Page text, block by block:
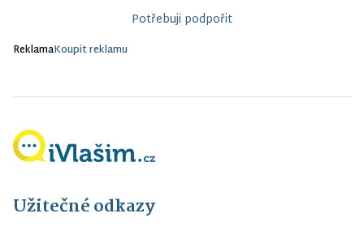
Potřebuji podpořit
ReklamaKoupit reklamu
Užitečné odkazy